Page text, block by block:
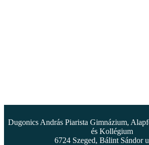
Dugonics András Piarista Gimnázium,
és Kollégium
6724 Szeged, Bálint Sándor